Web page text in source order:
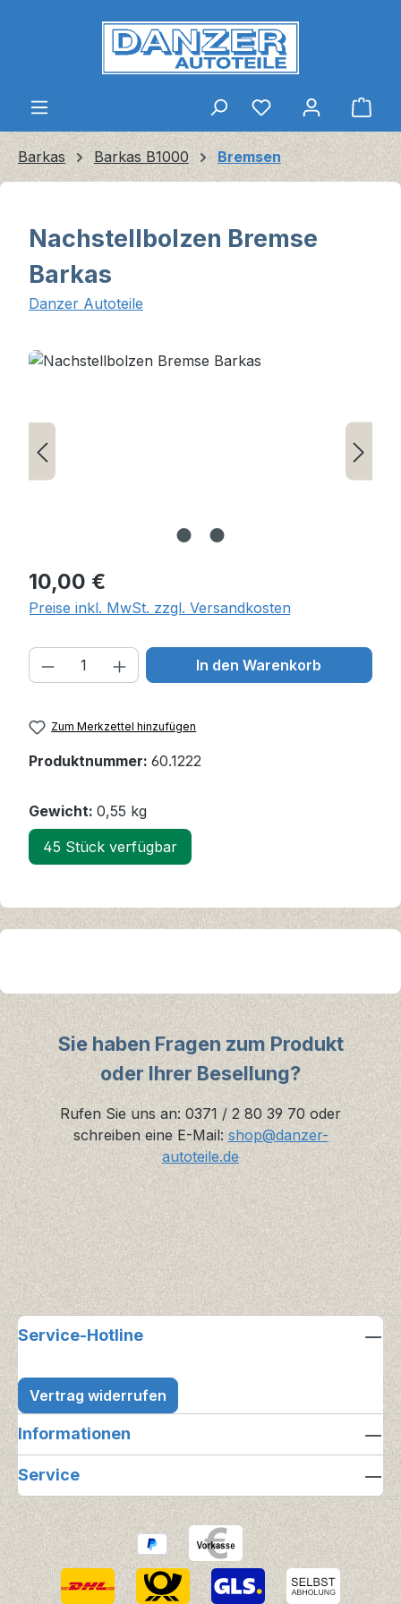
Zum Hauptinhalt springen
Barkas Barkas B1000 Bremsen
Nachstellbolzen Bremse
Barkas
Danzer Autoteile
Bildergalerie überspringen
Regulärer Preis:
10,00 €
Preise inkl. MwSt. zzgl. Versandkosten
Produkt Anzahl: Gib den
In den Warenkorb
Zum Merkzettel hinzufügen
Produktnummer: 60.1222
Gewicht: 0,55 kg
45 Stück verfügbar
Sie haben Fragen zum Produkt
oder Ihrer Besellung?
Rufen Sie uns an: 0371 / 2 80 39 70 oder
schreiben eine E-Mail: shop@danzer-
autoteile.de
Service-Hotline
Vertrag widerrufen
Informationen
Service